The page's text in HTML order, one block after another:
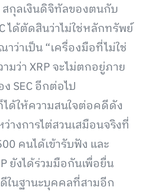
สกุลเงินดิจิทัลของตนกับ
ได้ตัดสินว่าไม่ใช่หลักทรัพย์
ว่าเป็น “เครื่องมือที่ไม่ใช่
ว่า XRP จะไม่ตกอยู่ภาย
SEC อีกต่อไป
ด้ให้ความสนใจต่อคดีดัง
างการไต่สวนเสมือนจริงที่
คนได้เข้ารับฟัง และ
ยังได้ร่วมมือกันเพื่อยื่น
ในฐานะบุคคลที่สามอีก